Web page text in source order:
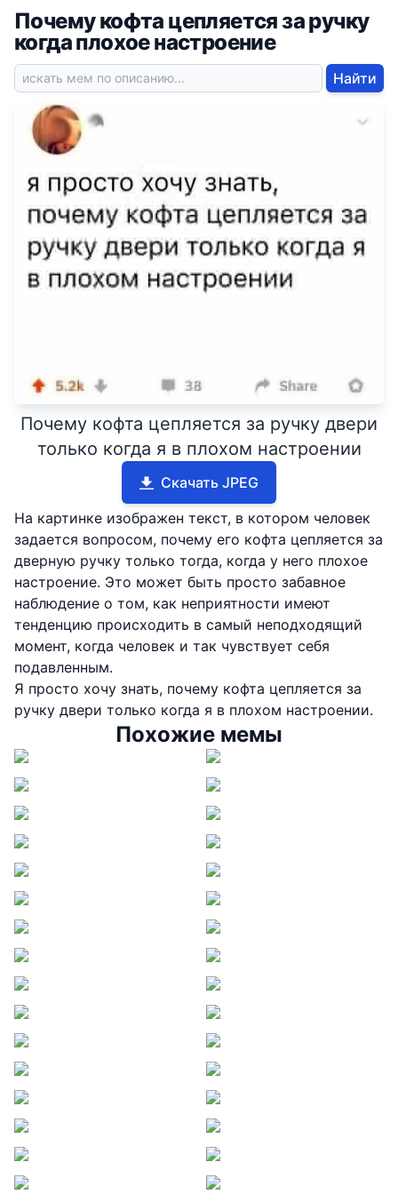
Почему кофта цепляется за ручку
когда плохое настроение
Найти
Почему кофта цепляется за ручку двери
только когда я в плохом настроении
Скачать JPEG
На картинке изображен текст, в котором человек
задается вопросом, почему его кофта цепляется за
дверную ручку только тогда, когда у него плохое
настроение. Это может быть просто забавное
наблюдение о том, как неприятности имеют
тенденцию происходить в самый неподходящий
момент, когда человек и так чувствует себя
подавленным.
Я просто хочу знать, почему кофта цепляется за
ручку двери только когда я в плохом настроении.
Похожие мемы